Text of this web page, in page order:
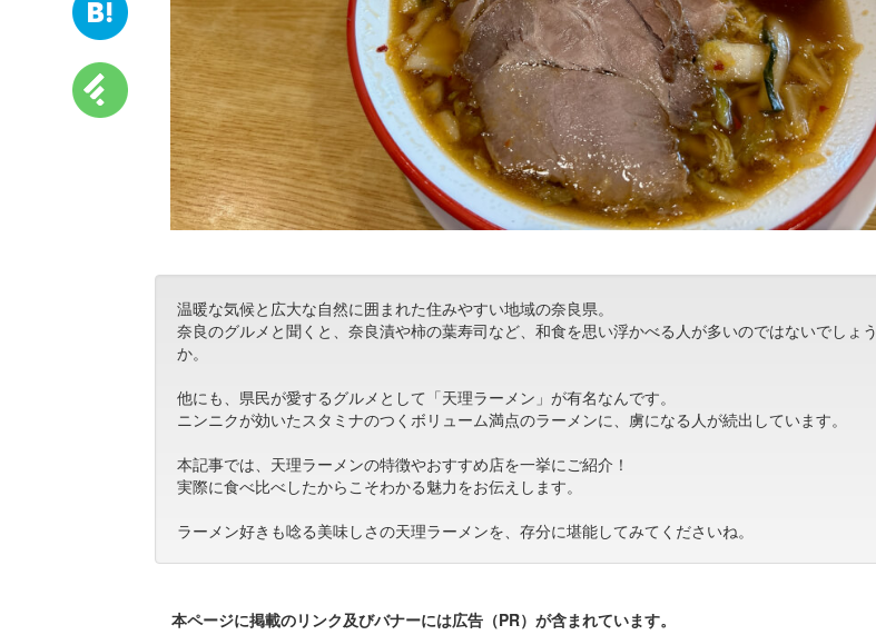
温暖な気候と広大な自然に囲まれた住みやすい地域の奈良県。
奈良のグルメと聞くと、奈良漬や柿の葉寿司など、和食を思い浮かべる人が多いのではないでしょう
か。
他にも、県民が愛するグルメとして「天理ラーメン」が有名なんです。
ニンニクが効いたスタミナのつくボリューム満点のラーメンに、虜になる人が続出しています。
本記事では、天理ラーメンの特徴やおすすめ店を一挙にご紹介！
実際に食べ比べしたからこそわかる魅力をお伝えします。
ラーメン好きも唸る美味しさの天理ラーメンを、存分に堪能してみてくださいね。
本ページに掲載のリンク及びバナーには広告（PR）が含まれています。